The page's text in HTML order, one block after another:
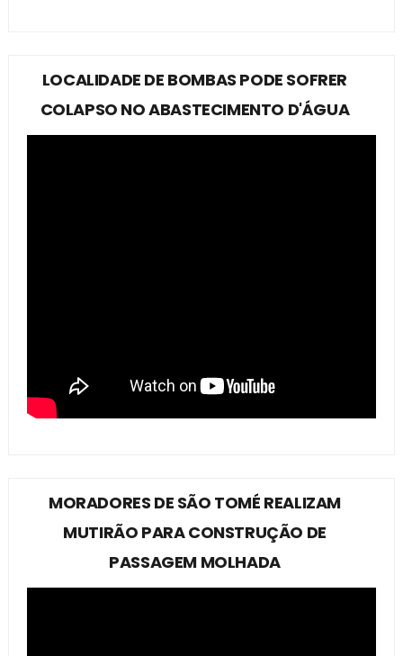
LOCALIDADE DE BOMBAS PODE SOFRER
COLAPSO NO ABASTECIMENTO D'ÁGUA
MORADORES DE SÃO TOMÉ REALIZAM
MUTIRÃO PARA CONSTRUÇÃO DE
PASSAGEM MOLHADA